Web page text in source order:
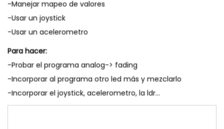
-Manejar mapeo de valores
-Usar un joystick
-Usar un acelerometro
Para hacer:
-Probar el programa analog-> fading
-Incorporar al programa otro led más y mezclarlo
-Incorporar el joystick, acelerometro, la ldr…